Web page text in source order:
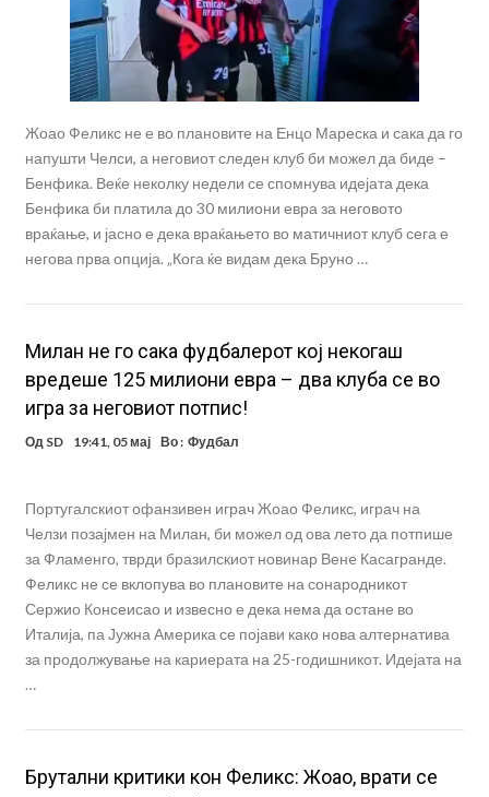
Жоао Феликс не е во плановите на Енцо Мареска и сака да го
напушти Челси, а неговиот следен клуб би можел да биде –
Бенфика. Веќе неколку недели се спомнува идејата дека
Бенфика би платила до 30 милиони евра за неговото
враќање, и јасно е дека враќањето во матичниот клуб сега е
негова прва опција. „Кога ќе видам дека Бруно …
Милан не го сака фудбалерот кој некогаш
вредеше 125 милиони евра – два клуба се во
игра за неговиот потпис!
Од SD 19:41, 05 мај Во : Фудбал
Португалскиот офанзивен играч Жоао Феликс, играч на
Челзи позајмен на Милан, би можел од ова лето да потпише
за Фламенго, тврди бразилскиот новинар Венe Касагранде.
Феликс не се вклопува во плановите на сонародникот
Сержио Консеисао и извесно е дека нема да остане во
Италија, па Јужна Америка се појави како нова алтернатива
за продолжување на кариерата на 25-годишникот. Идејата на
…
Брутални критики кон Феликс: Жоао, врати се